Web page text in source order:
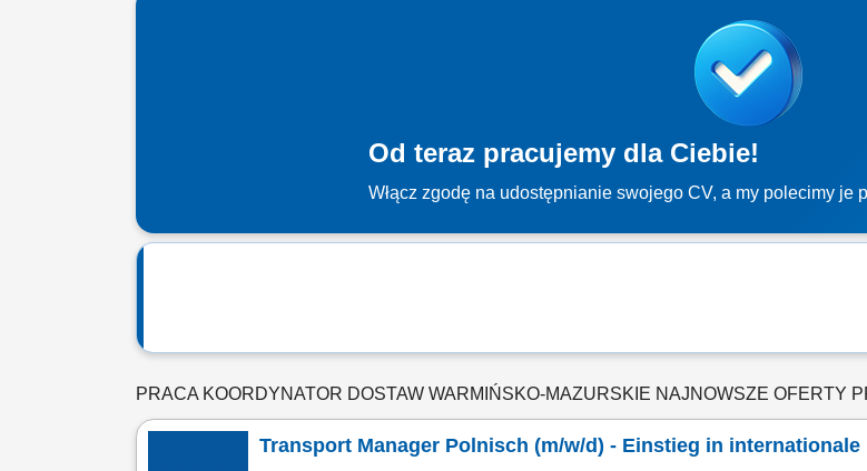
Od teraz pracujemy dla Ciebie!
Włącz zgodę na udostępnianie swojego CV, a my polecimy je
PRACA KOORDYNATOR DOSTAW WARMIŃSKO-MAZURSKIE NAJNOWSZE OFERTY
Transport Manager Polnisch (m/w/d) - Einstieg in